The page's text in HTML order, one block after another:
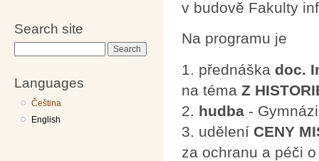
Search site
Languages
Čeština
English
v budově Fakulty
Na programu je
1. přednáška doc.
na téma Z
2. hudba -
3. udělení CENY
za ochranu a péči